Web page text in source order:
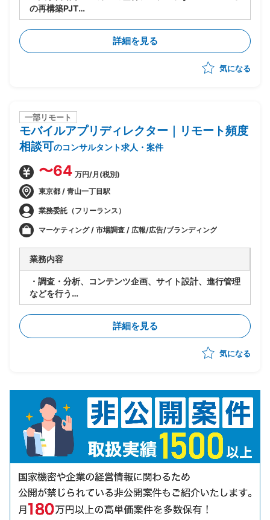
の再構築PJT
・システム企画段階のDynamics 365適用範囲の明確化
（シナリオ検証）
・各種ドキュメント作成
・ステークホルダーとの円滑なコミュニケーション
・クライアントの業務に合わせたシステム機能、開発手
詳細を見る
気になる
一部リモート
モバイルアプリディレクター｜リモート頻度
相談可のコンサルタント求人・案件
〜64 万円/月(税別)
東京都 / 青山一丁目駅
業務委託（フリーランス）
マーケティング / 市場調査 / 広報/広告/ブランディング
業務内容
・調査・分析、コンテンツ企画、サイト設計、進行管理
などを行う
・コンテンツ企画
→広い視点で市場(競合)調査・分析を行い、PDCAサイ
クルを意識しながら自分のアイディアを企画提案
→要件定義(仕様設計)、システム設計等について、実際
①担当者とのミーティングに参加
②KPI分析、課題の抽出
③解決策の立案、実施(企画書作成、社内外ディレクシ
ョン)
④解決策の検証(効果測定、報告レポートの作成)
⑤担当サービス(アプリ)のUI改善・新機能・コンテン
ツの企画・検討・実装
詳細を見る
気になる